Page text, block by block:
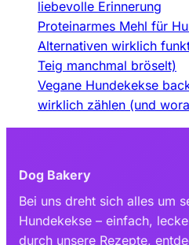
liebevolle Erinnerung
Proteinarmes Mehl für
Alternativen wirklich
Teig manchmal bröselt)
Vegane Hundekekse
wirklich zählen (und
Dog Bakery
Bei uns dreht sich alles um
Hundekekse – einfach,
durch unsere Rezepte,